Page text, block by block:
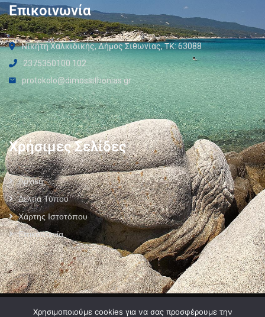
Επικοινωνία
Νικήτη Χαλκιδικής, Δήμος Σιθωνίας, ΤΚ: 63088
2375350100 102
protokolo@dimossithonias.gr
Χρήσιμες Σελίδες
Αρχική
Δελτία Τύπου
Χάρτης Ιστοτόπου
Επικοινωνία
Χρησιμοποιούμε cookies για να σας προσφέρουμε την